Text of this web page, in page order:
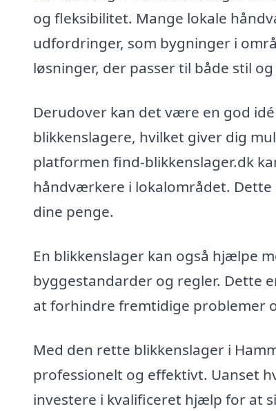
og fleksibilitet. Mange lokale
udfordringer, som bygninger i
løsninger, der passer til både stil
Derudover kan det være en god
blikkenslagere, hvilket giver dig
platformen find-blikkenslager.dk
håndværkere i lokalområdet.
dine penge.
En blikkenslager kan også hjælpe
byggestandarder og regler. Dette
at forhindre fremtidige problemer
Med den rette blikkenslager i
professionelt og effektivt. Uanset
investere i kvalificeret hjælp for at